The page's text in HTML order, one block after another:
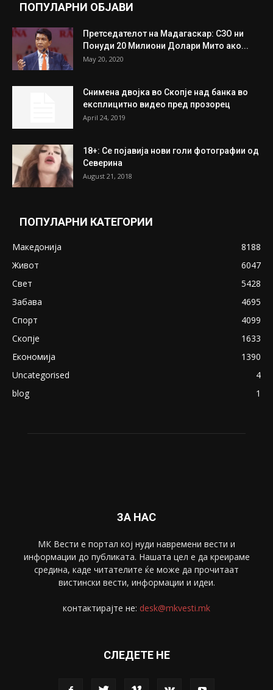
ПОПУЛАРНИ ОБЈАВИ
Претседателот на Мадагаскар: СЗО ни
Понуди 20 Милиони Долари Мито ако...
May 20, 2020
Снимена двојка во Скопје над банка во
експлицитно видео пред прозорец
April 24, 2019
18+: Се појавија нови голи фотографии од
Северина
August 21, 2018
ПОПУЛАРНИ КАТЕГОРИИ
Македонија
8188
Живот
6047
Свет
5428
Забава
4695
Спорт
4099
Скопје
1633
Економија
1390
Uncategorised
4
blog
1
ЗА НАС
МК Вести е портал коj нуди навремени вести и
информации до публиката. Нашата цел е да креираме
средина, каде читателите ќе може да прочитаат
вистински вести, информации и идеи.
контактирајте не: desk@mkvesti.mk
СЛЕДЕТЕ НЕ